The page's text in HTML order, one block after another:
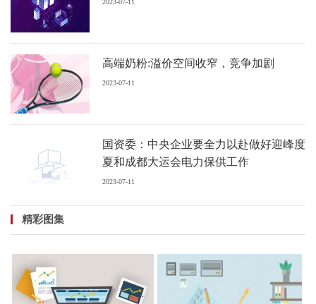
2023-07-11
高端奶粉:溢价空间收窄，竞争加剧
2023-07-11
国资委：中央企业要全力以赴做好迎峰度
夏和成都大运会电力保供工作
2023-07-11
精彩图集